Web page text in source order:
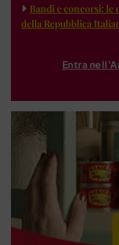
Bandi e concorsi: le
della Repubblica
Entra